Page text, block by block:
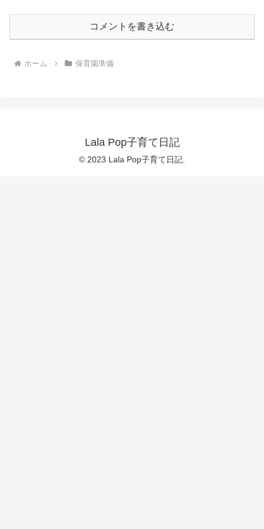
コメントを書き込む
ホーム 保育園準備
Lala Pop子育て日記
© 2023 Lala Pop子育て日記.